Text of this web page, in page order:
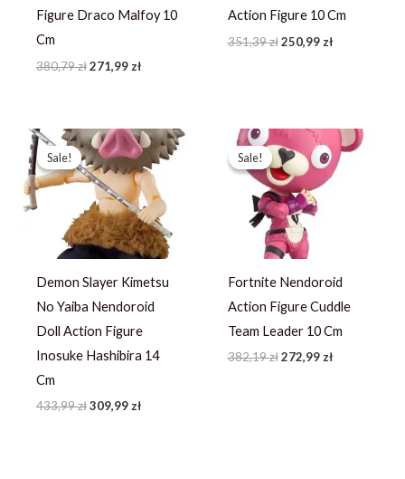
Figure Draco Malfoy 10
Cm
380,79zł271,99 zł
Action Figure 10 Cm
351,39zł 250,99 zł
Sale!
Sale!
Demon Slayer Kimetsu
No Yaiba Nendoroid
Doll Action Figure
Inosuke Hashibira 14
Cm
433,99zł
Pierwotna
cena
wynosiła:
433,99 zł.
309,99 zł
Aktualna
cena
wynosi:
309,99 zł.
Sale!
Sale!
Fortnite Nendoroid
Action Figure Cuddle
Team Leader 10 Cm
382,19zł
Pierwotna
cena
wynosiła:
382,19 zł.
272,99 zł
Aktualna
cena
wynosi:
272,99 zł.